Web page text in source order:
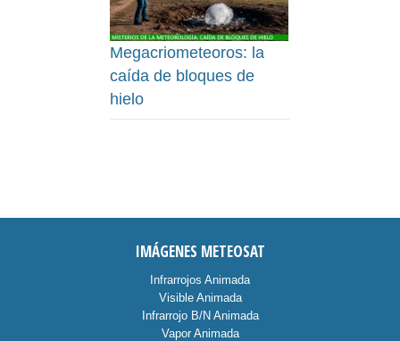
Megacriometeoros: la
caída de bloques de
hielo
IMÁGENES METEOSAT
Infrarrojos Animada
Visible Animada
Infrarrojo B/N Animada
Vapor Animada